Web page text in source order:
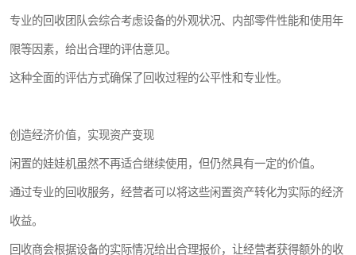
专业的回收团队会综合考虑设备的外观状况、内部零件性能和使用年
限等因素，给出合理的评估意见。
这种全面的评估方式确保了回收过程的公平性和专业性。
创造经济价值，实现资产变现
闲置的娃娃机虽然不再适合继续使用，但仍然具有一定的价值。
通过专业的回收服务，经营者可以将这些闲置资产转化为实际的经济
收益。
回收商会根据设备的实际情况给出合理报价，让经营者获得额外的收